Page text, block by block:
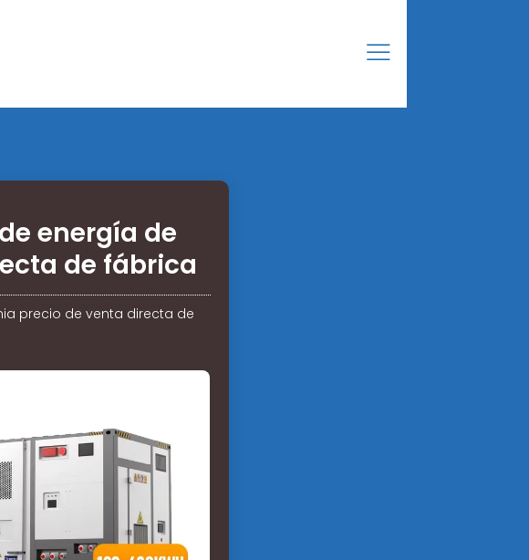
energía de
de fábrica
precio de venta directa de